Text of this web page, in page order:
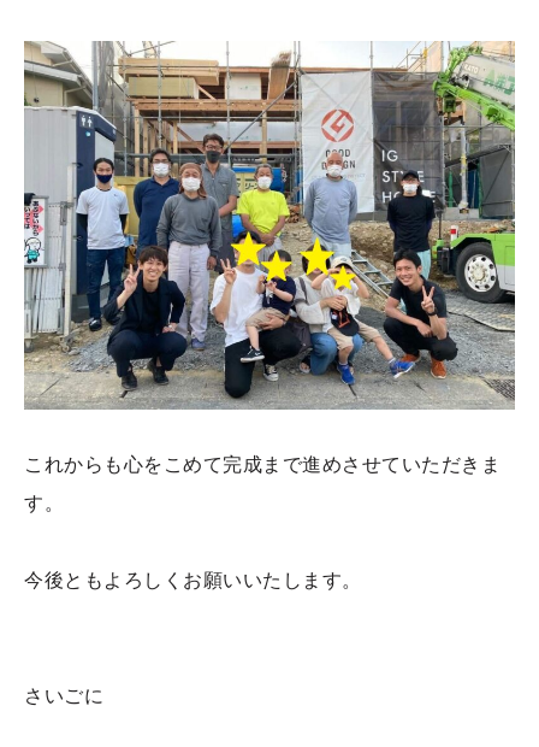
これからも心をこめて完成まで進めさせていただきま
す。
今後ともよろしくお願いいたします。
さいごに